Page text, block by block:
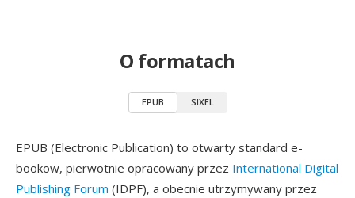
O formatach
EPUB SIXEL
EPUB (Electronic Publication) to otwarty standard e-
bookow, pierwotnie opracowany przez International Digital
Publishing Forum (IDPF), a obecnie utrzymywany przez